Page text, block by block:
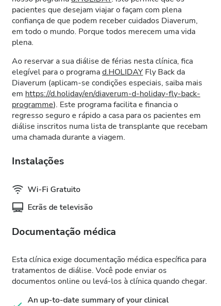
pacientes que desejam viajar o façam com plena
confiança de que podem receber cuidados Diaverum,
em todo o mundo. Porque todos merecem uma vida
plena.
Ao reservar a sua diálise de férias nesta clínica, fica
elegível para o programad.HOLIDAY Fly Back da
Diaverum (aplicam-se condições especiais, saiba mais
em https://d.holiday/en/diaverum-d-holiday-fly-back-
programme). Este programa facilita e financia o
regresso seguro e rápido a casa para os pacientes em
diálise inscritos numa lista de transplante que recebam
uma chamada durante a viagem.
Instalações
Wi-Fi Gratuito
Ecrãs de televisão
Documentação médica
Esta clínica exige documentação médica específica para
tratamentos de diálise. Você pode enviar os
documentos online ou levá-los à clínica quando chegar.
An up-to-date summary of your clinical